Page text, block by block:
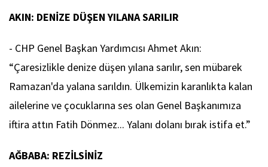
AKIN: DENİZE DÜŞEN YILANA SARILIR
- CHP Genel Başkan Yardımcısı Ahmet Akın:
“Çaresizlikle denize düşen yılana sarılır, sen mübarek
Ramazan'da yalana sarıldın. Ülkemizin karanlıkta kalan
ailelerine ve çocuklarına ses olan Genel Başkanımıza
iftira attın Fatih Dönmez... Yalanı dolanı bırak istifa et.”
AĞBABA: REZİLSİNİZ